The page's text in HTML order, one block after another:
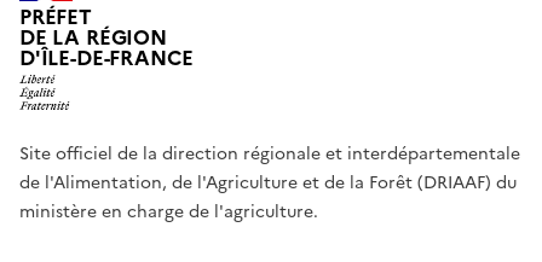
PRÉFET
DE LA RÉGION
D'ÎLE-DE-FRANCE
Site officiel de la direction régionale et interdépartementale
de l'Alimentation, de l'Agriculture et de la Forêt (DRIAAF) du
ministère en charge de l'agriculture.